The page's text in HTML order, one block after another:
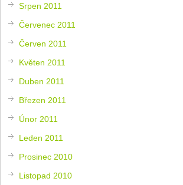
Srpen 2011
Červenec 2011
Červen 2011
Květen 2011
Duben 2011
Březen 2011
Únor 2011
Leden 2011
Prosinec 2010
Listopad 2010